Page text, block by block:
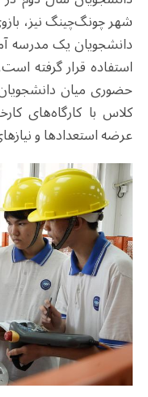
شهر چونگ‌چینگ نیز،
دانشجویان یک مدرسه
استفاده قرار گرفته
حضوری میان
کلاس‌ با کارگاه‌های
عرضه استعدادها و